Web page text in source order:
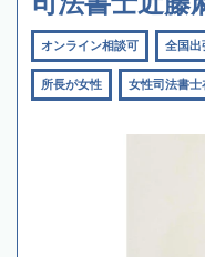
オンライン相談可 全国出
所長が女性 女性司法書士